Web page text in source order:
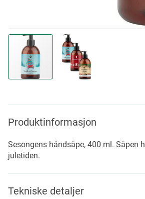
the
beginning
the
images
gallery
Produktinformasjon
Sesongens håndsåpe, 400 ml. Såpen
juletiden.
Tekniske detaljer